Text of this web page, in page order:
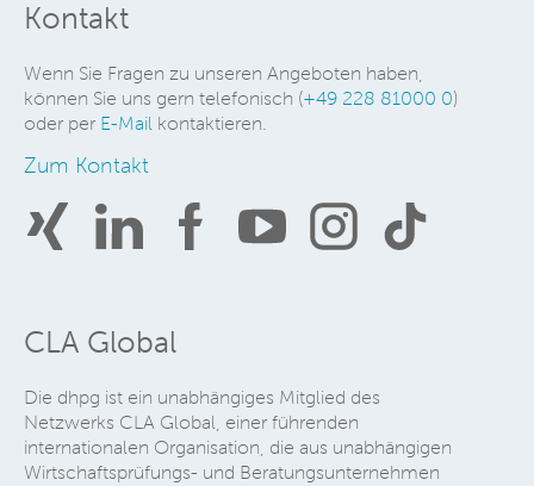
Kontakt
Wenn Sie Fragen zu unseren Angeboten haben,
können Sie uns gern telefonisch (+49 228 81000 0)
oder per E-Mail kontaktieren.
Zum Kontakt
CLA Global
Die dhpg ist ein unabhängiges Mitglied des
Netzwerks CLA Global, einer führenden
internationalen Organisation, die aus unabhängigen
Wirtschaftsprüfungs- und Beratungsunternehmen